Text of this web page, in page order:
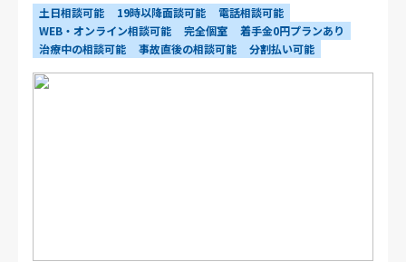
土日相談可能 19時以降面談可能
電話相談可能
WEB・オンライン相談可能
完全個室
着手金0円プランあり
治療中の相談可能
事故直後の相談可能 分割払い可能